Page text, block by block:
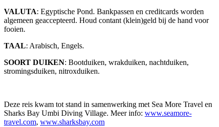
VALUTA: Egyptische Pond. Bankpassen en creditcards worden
algemeen geaccepteerd. Houd contant (klein)geld bij de hand voor
fooien.
TAAL: Arabisch, Engels.
SOORT DUIKEN: Bootduiken, wrakduiken, nachtduiken,
stromingsduiken, nitroxduiken.
Deze reis kwam tot stand in samenwerking met Sea More Travel en
Sharks Bay Umbi Diving Village. Meer info: www.seamore-
travel.com, www.sharksbay.com